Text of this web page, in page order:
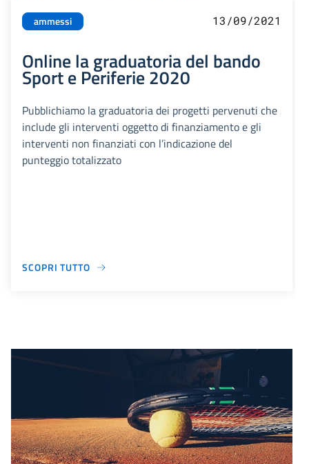
ammessi 13/09/2021
Online la graduatoria del bando
Sport e Periferie 2020
Pubblichiamo la graduatoria dei progetti pervenuti che
include gli interventi oggetto di finanziamento e gli
interventi non finanziati con l’indicazione del
punteggio totalizzato
SCOPRI TUTTO